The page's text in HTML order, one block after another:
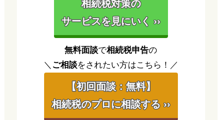
相続税対策の
サービスを見にいく ››
無料面談で相続税申告の
＼ ご相談をされたい方はこちら！／
【初回面談：無料】
相続税のプロに相談する ››